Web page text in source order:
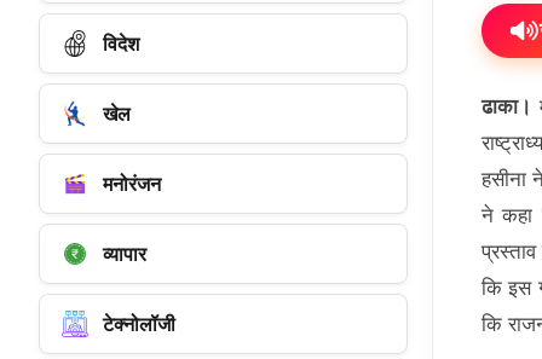
ढाका।
हसीना
ने कहा
कि इस
कि
विदेश
खेल
मनोरंजन
व्यापार
टेक्नोलॉजी